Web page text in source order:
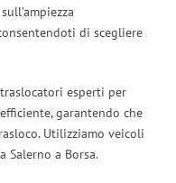
di scegliere
esperti per
garantendo che
Utilizziamo veicoli
Salerno a Borsa.